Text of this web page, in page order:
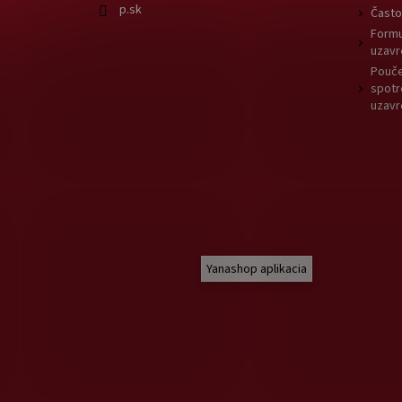
p.sk
Yanashop aplikacia